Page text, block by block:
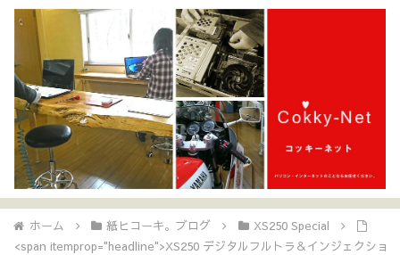
ホーム 紙ヒコーキ。ブログ
XS250 Special
<span itemprop="headline">XS250 デジタルフルトラ＆インジェクショ